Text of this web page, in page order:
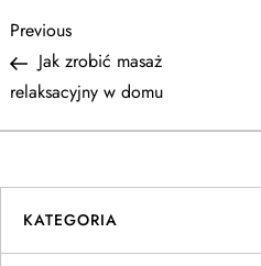
N
a
w
i
g
Previous
Post
Previous
Jak zrobić masaż
relaksacyjny w domu
KATEGORIA